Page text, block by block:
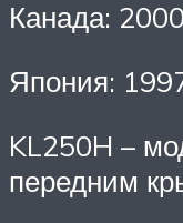
Канада:
Япония:
KL250H –
передним